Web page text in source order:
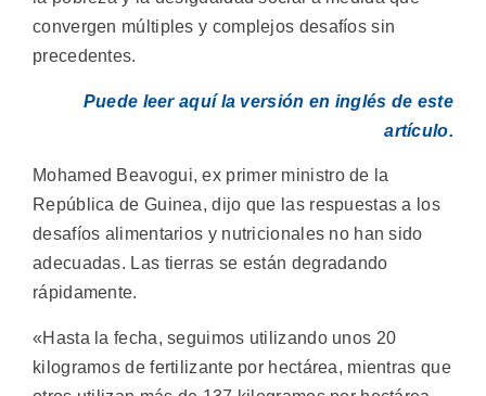
convergen múltiples y complejos desafíos sin
precedentes.
Puede leer aquí la versión en inglés de este
artículo.
Mohamed Beavogui, ex primer ministro de la
República de Guinea, dijo que las respuestas a los
desafíos alimentarios y nutricionales no han sido
adecuadas. Las tierras se están degradando
rápidamente.
«Hasta la fecha, seguimos utilizando unos 20
kilogramos de fertilizante por hectárea, mientras que